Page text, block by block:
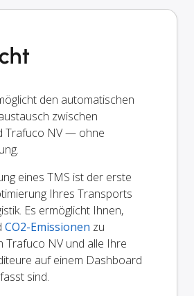
den automatischen
zwischen
Trafuco NV — ohne
eines TMS ist der erste
Ihres Transports
Es ermöglicht Ihnen,
CO2-Emissionen zu
Trafuco NV und alle Ihre
auf einem Dashboard
sind.